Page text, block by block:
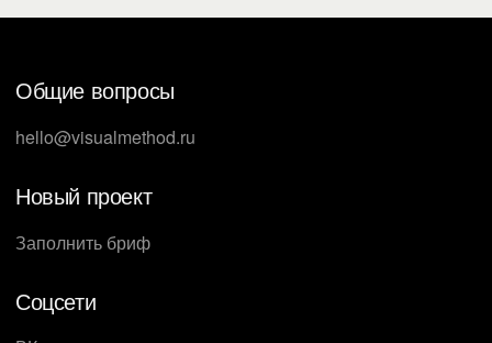
Общие вопросы
hello@visualmethod.ru
Новый проект
Заполнить бриф
Соцсети